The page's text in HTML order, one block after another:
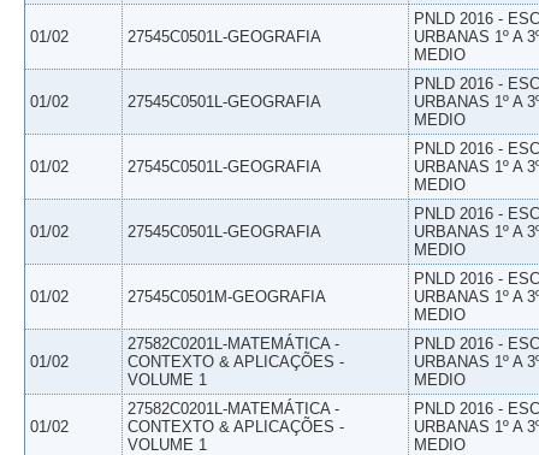
01/02 27545C0501L-GEOGRAFIA
PNLD 2016 -
URBANAS 1º A
MEDIO
01/02 27545C0501L-GEOGRAFIA
PNLD 2016 -
URBANAS 1º A
MEDIO
01/02 27545C0501L-GEOGRAFIA
PNLD 2016 -
URBANAS 1º A
MEDIO
01/02 27545C0501L-GEOGRAFIA
PNLD 2016 -
URBANAS 1º A
MEDIO
01/02 27545C0501M-GEOGRAFIA
PNLD 2016 -
URBANAS 1º A
MEDIO
01/02
27582C0201L-MATEMÁTICA -
CONTEXTO & APLICAÇÕES -
VOLUME 1
PNLD 2016 -
URBANAS 1º A
MEDIO
01/02
27582C0201L-MATEMÁTICA -
CONTEXTO & APLICAÇÕES -
VOLUME 1
PNLD 2016 -
URBANAS 1º A
MEDIO